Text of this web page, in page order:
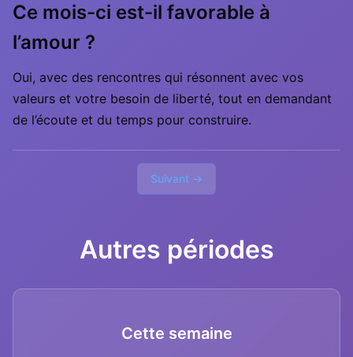
Ce mois-ci est-il favorable à
l’amour ?
Oui, avec des rencontres qui résonnent avec vos
valeurs et votre besoin de liberté, tout en demandant
de l’écoute et du temps pour construire.
Suivant →
Autres périodes
Cette semaine